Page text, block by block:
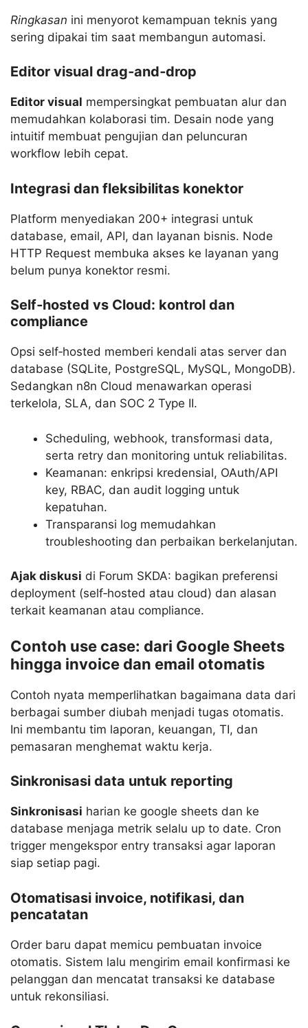
Ringkasan ini menyorot kemampuan teknis yang
sering dipakai tim saat membangun automasi.
Editor visual drag‑and‑drop
Editor visual mempersingkat pembuatan alur dan
memudahkan kolaborasi tim. Desain node yang
intuitif membuat pengujian dan peluncuran
workflow lebih cepat.
Integrasi dan fleksibilitas konektor
Platform menyediakan 200+ integrasi untuk
database, email, API, dan layanan bisnis. Node
HTTP Request membuka akses ke layanan yang
belum punya konektor resmi.
Self‑hosted vs Cloud: kontrol dan
compliance
Opsi self‑hosted memberi kendali atas server dan
database (SQLite, PostgreSQL, MySQL, MongoDB).
Sedangkan n8n Cloud menawarkan operasi
terkelola, SLA, dan SOC 2 Type II.
Scheduling, webhook, transformasi data,
serta retry dan monitoring untuk reliabilitas.
Keamanan: enkripsi kredensial, OAuth/API
key, RBAC, dan audit logging untuk
kepatuhan.
Transparansi log memudahkan
troubleshooting dan perbaikan berkelanjutan.
Ajak diskusi di Forum SKDA: bagikan preferensi
deployment (self‑hosted atau cloud) dan alasan
terkait keamanan atau compliance.
Contoh use case: dari Google Sheets
hingga invoice dan email otomatis
Contoh nyata memperlihatkan bagaimana data dari
berbagai sumber diubah menjadi tugas otomatis.
Ini membantu tim laporan, keuangan, TI, dan
pemasaran menghemat waktu kerja.
Sinkronisasi data untuk reporting
Sinkronisasi harian ke google sheets dan ke
database menjaga metrik selalu up to date. Cron
trigger mengekspor entry transaksi agar laporan
siap setiap pagi.
Otomatisasi invoice, notifikasi, dan
pencatatan
Order baru dapat memicu pembuatan invoice
otomatis. Sistem lalu mengirim email konfirmasi ke
pelanggan dan mencatat transaksi ke database
untuk rekonsiliasi.